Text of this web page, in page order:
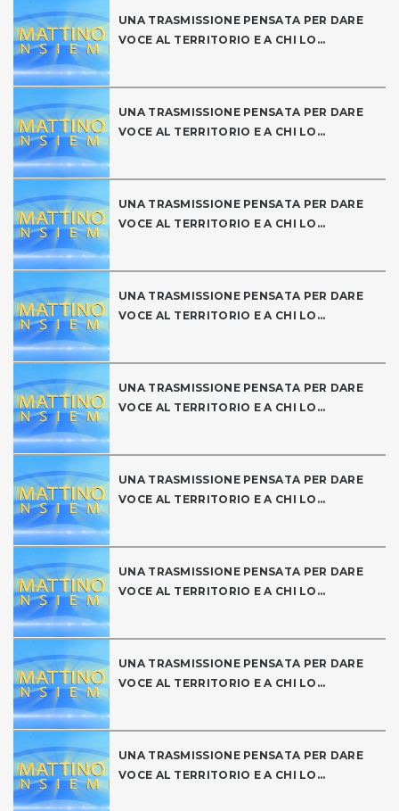
UNA TRASMISSIONE PENSATA PER DARE
VOCE AL TERRITORIO E A CHI LO...
UNA TRASMISSIONE PENSATA PER DARE
VOCE AL TERRITORIO E A CHI LO...
UNA TRASMISSIONE PENSATA PER DARE
VOCE AL TERRITORIO E A CHI LO...
UNA TRASMISSIONE PENSATA PER DARE
VOCE AL TERRITORIO E A CHI LO...
UNA TRASMISSIONE PENSATA PER DARE
VOCE AL TERRITORIO E A CHI LO...
UNA TRASMISSIONE PENSATA PER DARE
VOCE AL TERRITORIO E A CHI LO...
UNA TRASMISSIONE PENSATA PER DARE
VOCE AL TERRITORIO E A CHI LO...
UNA TRASMISSIONE PENSATA PER DARE
VOCE AL TERRITORIO E A CHI LO...
UNA TRASMISSIONE PENSATA PER DARE
VOCE AL TERRITORIO E A CHI LO...